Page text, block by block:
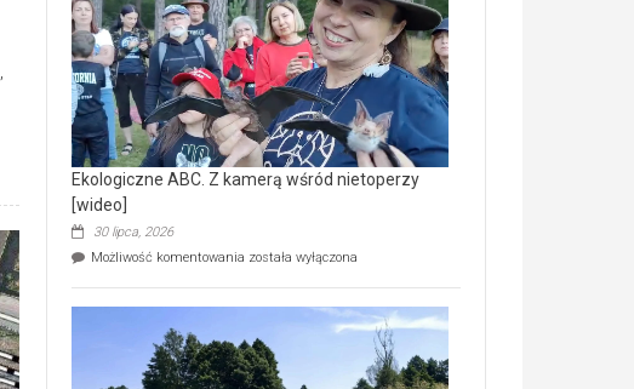
skarb
natury
[wideo]
Ekologiczne ABC. Z kamerą wśród nietoperzy
[wideo]
30 lipca, 2026
Możliwość komentowania Ekologiczne
wśród
nietoperzy
[wideo]
została wyłączona